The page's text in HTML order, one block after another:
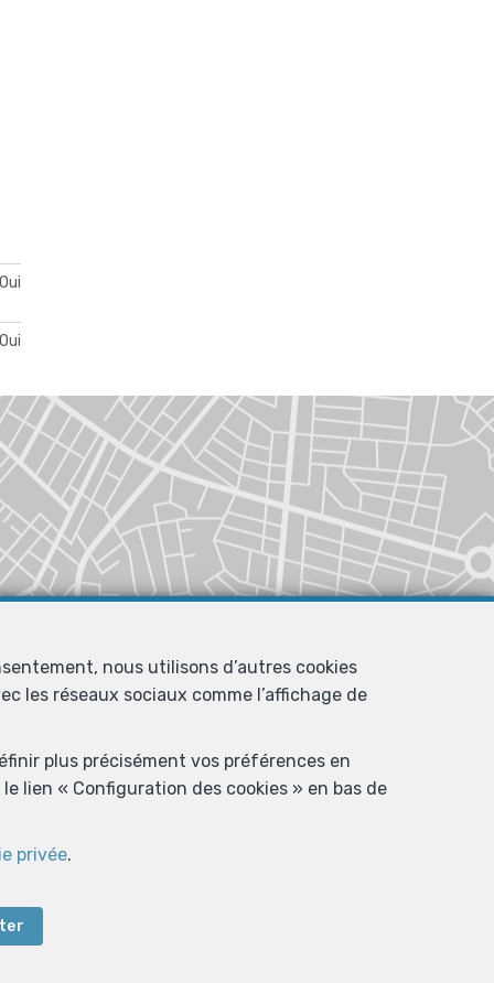
Oui
Oui
nous utilisons d’autres cookies
les réseaux sociaux comme l’affichage de
plus précisément vos préférences en
lien « Configuration des cookies » en bas de
privée.